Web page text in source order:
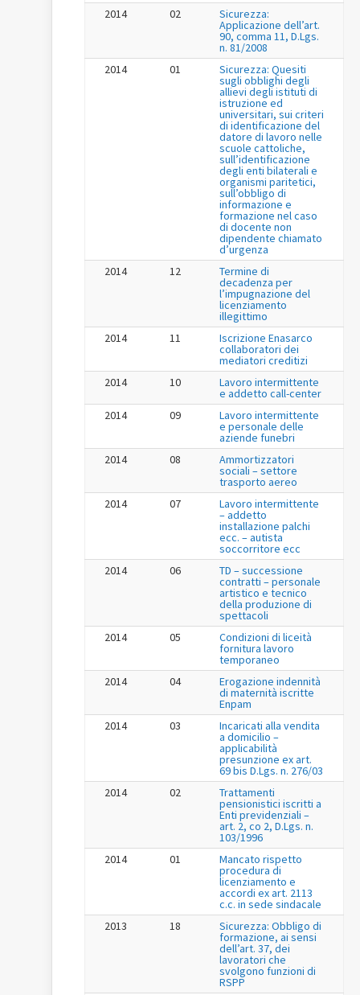
2014
02 Sicurezza:
Applicazione dell’art.
90, comma 11, D.Lgs.
n. 81/2008
2014
01 Sicurezza: Quesiti
sugli obblighi degli
allievi degli istituti di
istruzione ed
universitari, sui criteri
di identificazione del
datore di lavoro nelle
scuole cattoliche,
sull’identificazione
degli enti bilaterali e
organismi paritetici,
sull’obbligo di
informazione e
formazione nel caso
di docente non
dipendente chiamato
d’urgenza
2014
12 Termine di
decadenza per
l’impugnazione del
licenziamento
illegittimo
2014
11 Iscrizione Enasarco
collaboratori dei
mediatori creditizi
2014
10 Lavoro intermittente
e addetto call-center
2014
09 Lavoro intermittente
e personale delle
aziende funebri
2014
08 Ammortizzatori
sociali – settore
trasporto aereo
2014
07 Lavoro intermittente
– addetto
installazione palchi
ecc. – autista
soccorritore ecc
2014
06 TD – successione
contratti – personale
artistico e tecnico
della produzione di
spettacoli
2014
05 Condizioni di liceità
fornitura lavoro
temporaneo
2014
04 Erogazione indennità
di maternità iscritte
Enpam
2014
03 Incaricati alla vendita
a domicilio –
applicabilità
presunzione ex art.
69 bis D.Lgs. n. 276/03
2014
02 Trattamenti
pensionistici iscritti a
Enti previdenziali –
art. 2, co 2, D.Lgs. n.
103/1996
2014
01 Mancato rispetto
procedura di
licenziamento e
accordi ex art. 2113
c.c. in sede sindacale
2013
18 Sicurezza: Obbligo di
formazione, ai sensi
dell’art. 37, dei
lavoratori che
svolgono funzioni di
RSPP